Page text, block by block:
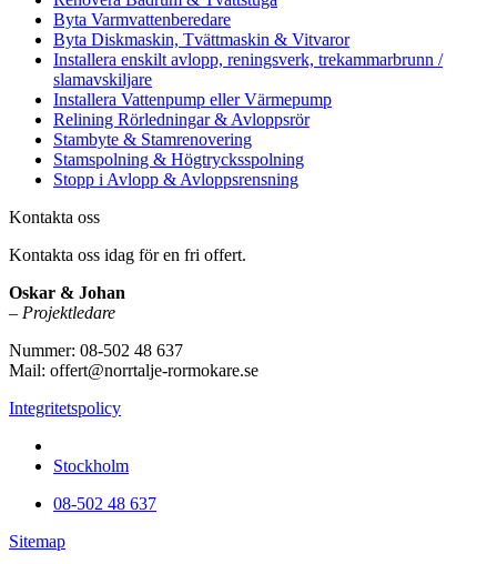
Byta Varmvattenberedare
Byta Diskmaskin, Tvättmaskin & Vitvaror
Installera enskilt avlopp, reningsverk, trekammarbrunn /
slamavskiljare
Installera Vattenpump eller Värmepump
Relining Rörledningar & Avloppsrör
Stambyte & Stamrenovering
Stamspolning & Högtrycksspolning
Stopp i Avlopp & Avloppsrensning
Kontakta oss
Kontakta oss idag för en fri offert.
Oskar & Johan
– Projektledare
Nummer: 08-502 48 637
Mail: offert@norrtalje-rormokare.se
Integritetspolicy
Stockholm
08-502 48 637
Sitemap